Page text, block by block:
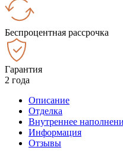
Беспроцентная рассрочка
Гарантия
2 года
Описание
Отделка
Внутреннее
Информация
Отзывы